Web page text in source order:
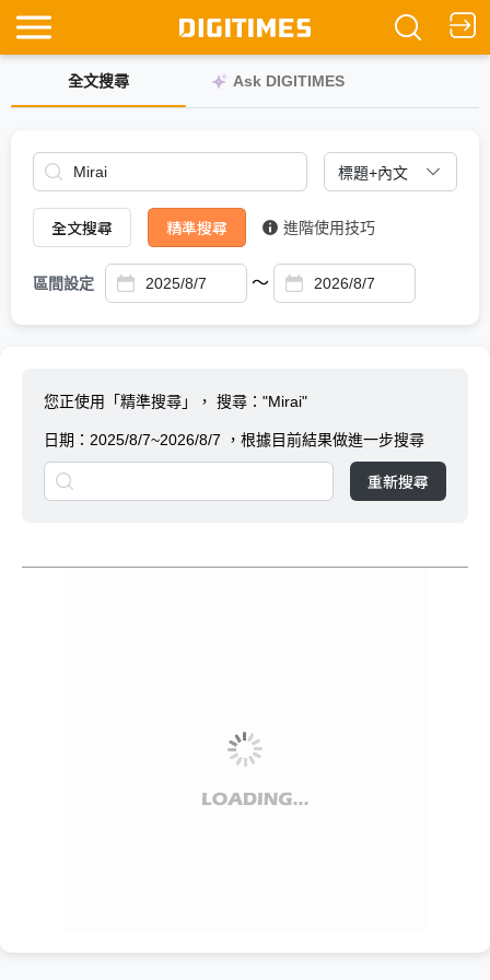
全文搜尋 Ask DIGITIMES
全文搜尋 精準搜尋 進階使用技巧
區間設定 ～
您正使用「精準搜尋」， 搜尋："Mirai"
日期： 2025/8/7~2026/8/7 ，根據目前結果做進一步搜尋
重新搜尋